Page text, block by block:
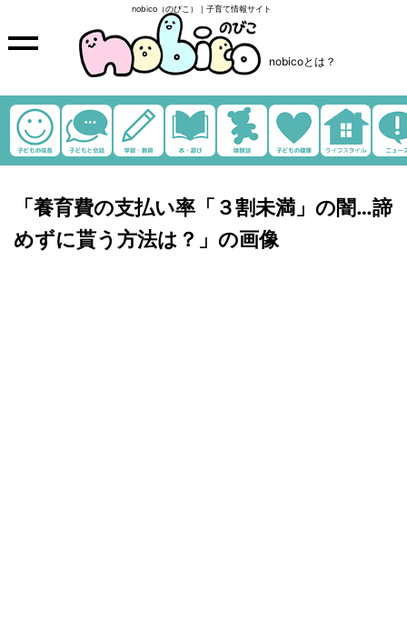
nobico（のびこ）｜子育て情報サイト
nobicoとは？
「養育費の支払い率「３割未満」の闇…諦
めずに貰う方法は？」の画像